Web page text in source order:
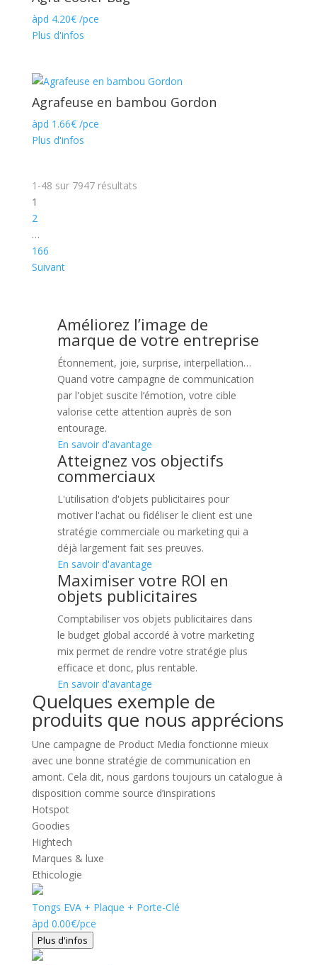
àpd 4.20€/pce
Plus d'infos
Agrafeuse en bambou Gordon
àpd 1.66€/pce
Plus d'infos
1-48 sur 7947résultats
1
2
…
166
Suivant
Améliorez l’image de
marque de votre entreprise
Étonnement, joie, surprise, interpellation…
Quand votre campagne de communication
par l'objet suscite l’émotion, votre cible
valorise cette attention auprès de son
entourage.
En savoir d'avantage
Atteignez vos objectifs
commerciaux
L'utilisation d'objets publicitaires pour
motiver l'achat ou fidéliser le client est une
stratégie commerciale ou marketing qui a
déjà largement fait ses preuves.
En savoir d'avantage
Maximiser votre ROI en
objets publicitaires
Comptabiliser vos objets publicitaires dans
le budget global accordé à votre marketing
mix permet de rendre votre stratégie plus
efficace et donc, plus rentable.
En savoir d'avantage
Quelques exemple de
produits que nous apprécions
Une campagne de Product Media fonctionne mieux
avec une bonne stratégie de communication en
amont. Cela dit, nous gardons toujours un catalogue à
disposition comme source d’inspirations
Hotspot
Goodies
Hightech
Marques & luxe
Ethicologie
Tongs EVA + Plaque + Porte-Clé
àpd 0.00€/pce
Plus d'infos